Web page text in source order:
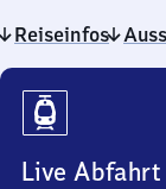
Reiseinfos
Reiseinfos
Live